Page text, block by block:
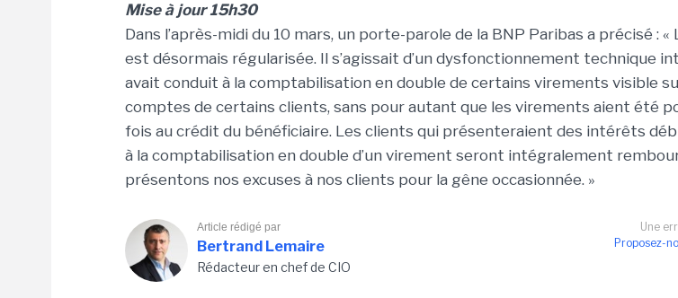
Mise à jour 15h30
Dans l’après-midi du 10 mars, un porte-parole de la BNP Paribas a précisé :
est désormais régularisée. Il s’agissait d’un dysfonctionnement technique
avait conduit à la comptabilisation en double de certains virements visible
comptes de certains clients, sans pour autant que les virements aient été
fois au crédit du bénéficiaire. Les clients qui présenteraient des intérêts
à la comptabilisation en double d’un virement seront intégralement
présentons nos excuses à nos clients pour la gêne occasionnée. »
Une
Proposez-
Article rédigé par
Bertrand Lemaire
Rédacteur en chef de CIO